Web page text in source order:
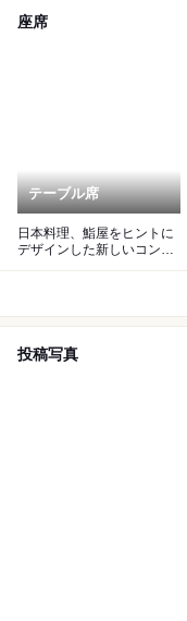
座席
テーブル席
日本料理、鮨屋をヒントに
デザインした新しいコンセ
投稿写真